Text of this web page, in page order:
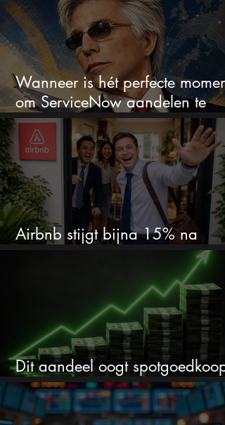
Wanneer is hét perfecte moment
om ServiceNow aandelen te
kopen?
Airbnb stijgt bijna 15% na
cijfers: vooral dit AI-cijfer valt op
Dit aandeel oogt spotgoedkoop
voor hoeveel het kan stijgen